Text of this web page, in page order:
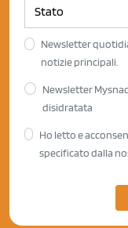
Newsletter
notizie principali.
Newsletter
disidratata
Ho letto e
specificato dalla